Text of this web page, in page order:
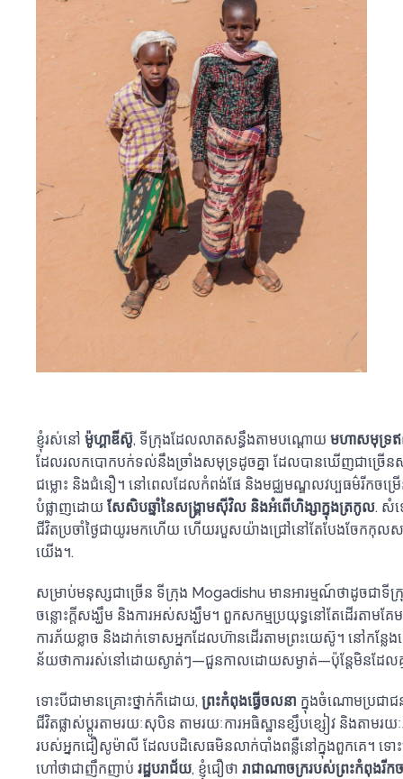
ខ្ញុំរស់នៅ ម៉ូហ្គាឌីស៊ូ, ទីក្រុងដែលលាតសន្ធឹងតាមបណ្ដោយ មហាសមុទ្រឥ
ដែលរលកបោកបក់ទល់នឹងច្រាំងសមុទ្រដូចគ្នា ដែលបានឃើញជាច្រើនស
ជម្លោះ និងជំនឿ។ នៅពេលដែលកំពង់ផែ និងមជ្ឈមណ្ឌលវប្បធម៌រីកចម្រ
បំផ្លាញដោយ សែសិបឆ្នាំនៃសង្គ្រាមស៊ីវិល និងអំពើហិង្សាក្នុងត្រកូល. សំឡ
ជីវិត​ប្រចាំ​ថ្ងៃ​ជា​យូរ​មក​ហើយ ហើយ​របួស​យ៉ាង​ជ្រៅ​នៅ​តែ​បែងចែក​កុល
យើង។.
សម្រាប់មនុស្សជាច្រើន ទីក្រុង Mogadishu មានអារម្មណ៍ថាដូចជា
ចន្លោះក្តីសង្ឃឹម និងការអស់សង្ឃឹម។ ពួក​សកម្មប្រយុទ្ធ​នៅ​តែ​ដើរ​តាម​គែ
ការ​ភ័យ​ខ្លាច និង​ដាក់​ទោស​អ្នក​ដែល​ហ៊ាន​ដើរ​តាម​ព្រះ​យេស៊ូ។ នៅ​កន្លែង​នេ
ន័យ​ថា​ការ​រស់​នៅ​ដោយ​ស្ងាត់ៗ—ជួនកាល​ដោយ​សម្ងាត់—ប៉ុន្តែ​មិន​ដែល​
ទោះបីជាមានគ្រោះថ្នាក់ក៏ដោយ, ព្រះកំពុងធ្វើចលនា ក្នុងចំណោមប្រជា
ជីវិតផ្លាស់ប្តូរតាមរយៈសុបិន តាមរយៈការអធិស្ឋានខ្សឹបខ្សៀវ និងតាមរយ
របស់អ្នកជឿសូម៉ាលី ដែលបដិសេធមិនលាក់បាំងពន្លឺនៅក្នុងពួកគេ។ ទោ
ហៅថាជាញឹកញាប់ រដ្ឋបរាជ័យ, ខ្ញុំជឿថា រាជាណាចក្រ​របស់​ព្រះ​កំពុង​រីក​